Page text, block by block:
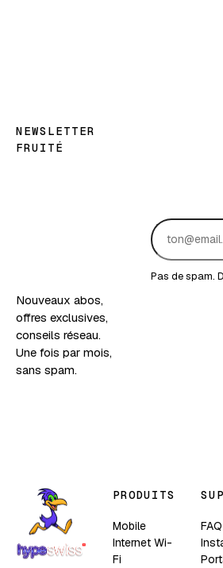
NEWSLETTER
FRUITÉ
Nouveaux abos,
offres exclusives,
conseils réseau.
Une fois par mois,
sans spam.
Pas de spam.
PRODUITS
Mobile
Internet Wi-
Fi
FAQ